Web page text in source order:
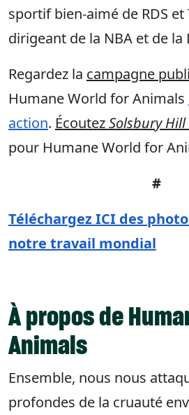
sportif bien-aimé de RDS et
dirigeant de la NBA et de la
Regardez la campagne
Humane World for Animals
action. ÉcoutezSolsbury Hill
pour Humane World for
#
Téléchargez ICI des
notre travail mondial
À propos de
Animals
Ensemble, nous nous
profondes de la cruauté